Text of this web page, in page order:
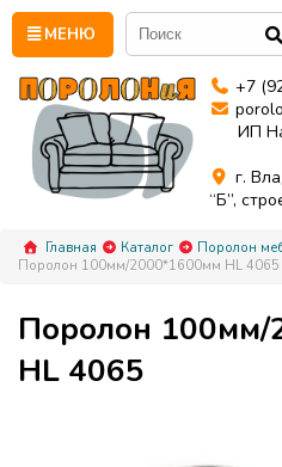
МЕНЮ
+7
ИП
г.
“Б”,
Главная Каталог Поролон
Поролон 100мм/2000*1600мм HL 4065
Поролон
HL 4065